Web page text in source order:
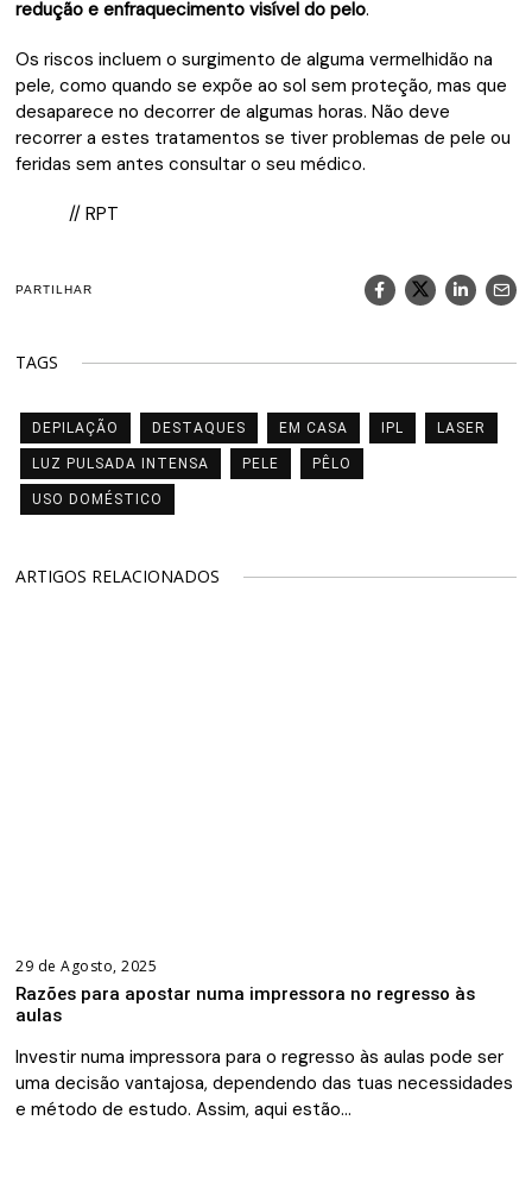
redução e enfraquecimento visível do pelo.
Os riscos incluem o surgimento de alguma vermelhidão na
pele, como quando se expõe ao sol sem proteção, mas que
desaparece no decorrer de algumas horas. Não deve
recorrer a estes tratamentos se tiver problemas de pele ou
feridas sem antes consultar o seu médico.
// RPT
PARTILHAR
TAGS
DEPILAÇÃO DESTAQUES EM CASA IPL LASER
LUZ PULSADA INTENSA PELE PÊLO
USO DOMÉSTICO
ARTIGOS RELACIONADOS
29 de Agosto, 2025
Razões para apostar numa impressora no regresso às
aulas
Investir numa impressora para o regresso às aulas pode ser
uma decisão vantajosa, dependendo das tuas necessidades
e método de estudo. Assim, aqui estão…